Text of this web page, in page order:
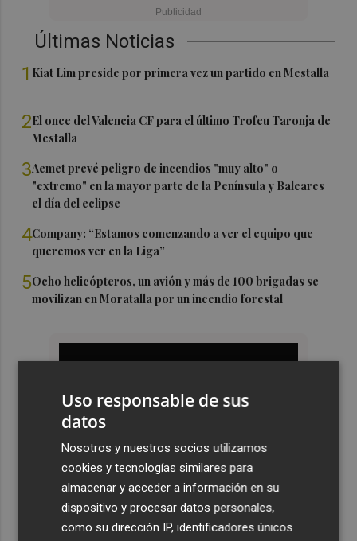
Últimas Noticias
1 Kiat Lim preside por primera vez un partido en Mestalla
2El once del Valencia CF para el último Trofeu Taronja de
Mestalla
3Aemet prevé peligro de incendios "muy alto" o
"extremo" en la mayor parte de la Península y Baleares
el día del eclipse
4Company: “Estamos comenzando a ver el equipo que
queremos ver en la Liga”
5Ocho helicópteros, un avión y más de 100 brigadas se
movilizan en Moratalla por un incendio forestal
Uso responsable de sus
datos
Nosotros y nuestros socios utilizamos
cookies y tecnologías similares para
almacenar y acceder a información en su
dispositivo y procesar datos personales,
como su dirección IP, identificadores únicos